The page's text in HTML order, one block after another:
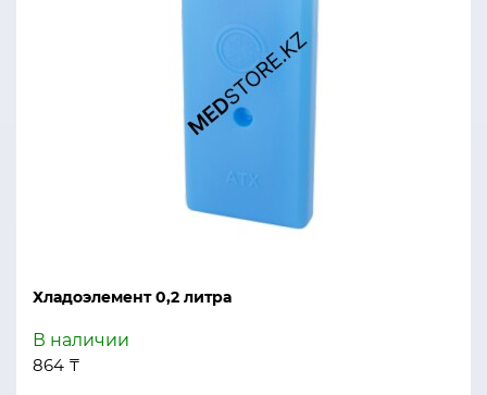
Хладоэлемент 0,2 литра
В наличии
864 ₸